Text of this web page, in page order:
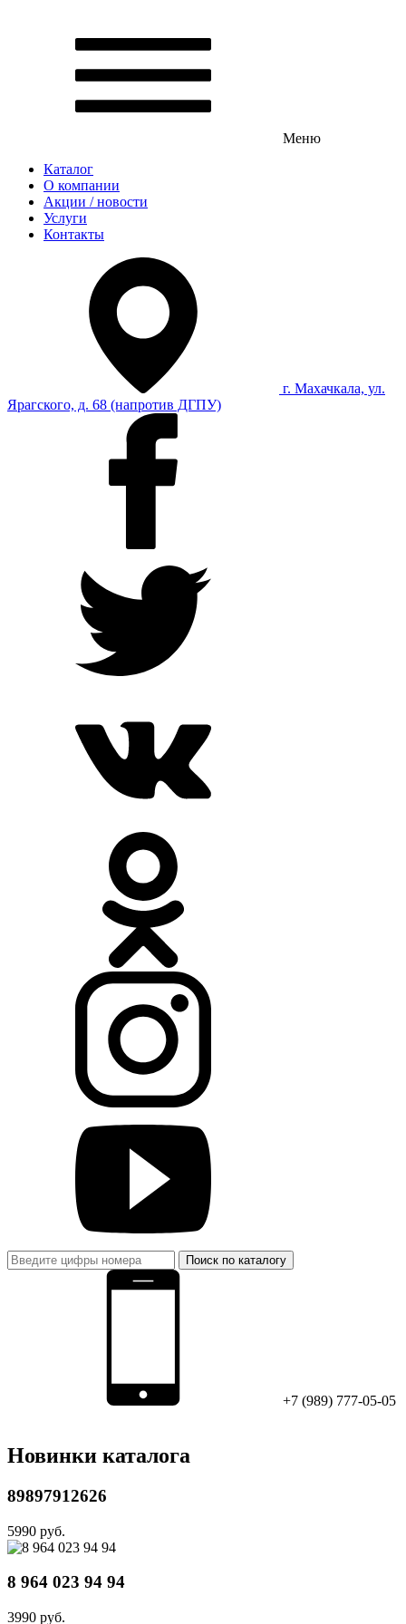
Меню
Каталог
О компании
Акции / новости
Услуги
Контакты
г. Махачкала, ул.
Ярагского, д. 68 (напротив ДГПУ)
Поиск по каталогу
+7 (989) 777-05-05
Новинки каталога
89897912626
5990 руб.
8 964 023 94 94
3990 руб.